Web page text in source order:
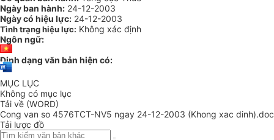
Ngày ban hành: 24-12-2003
Ngày có hiệu lực: 24-12-2003
Tình trạng hiệu lực: Không xác định
Ngôn ngữ:
Định dạng văn bản hiện có:
MỤC LỤC
Không có mục lục
Tải về (WORD)
Cong van so 4576TCT-NV5 ngay 24-12-2003 (Khong xac dinh).doc
Tải lược đồ